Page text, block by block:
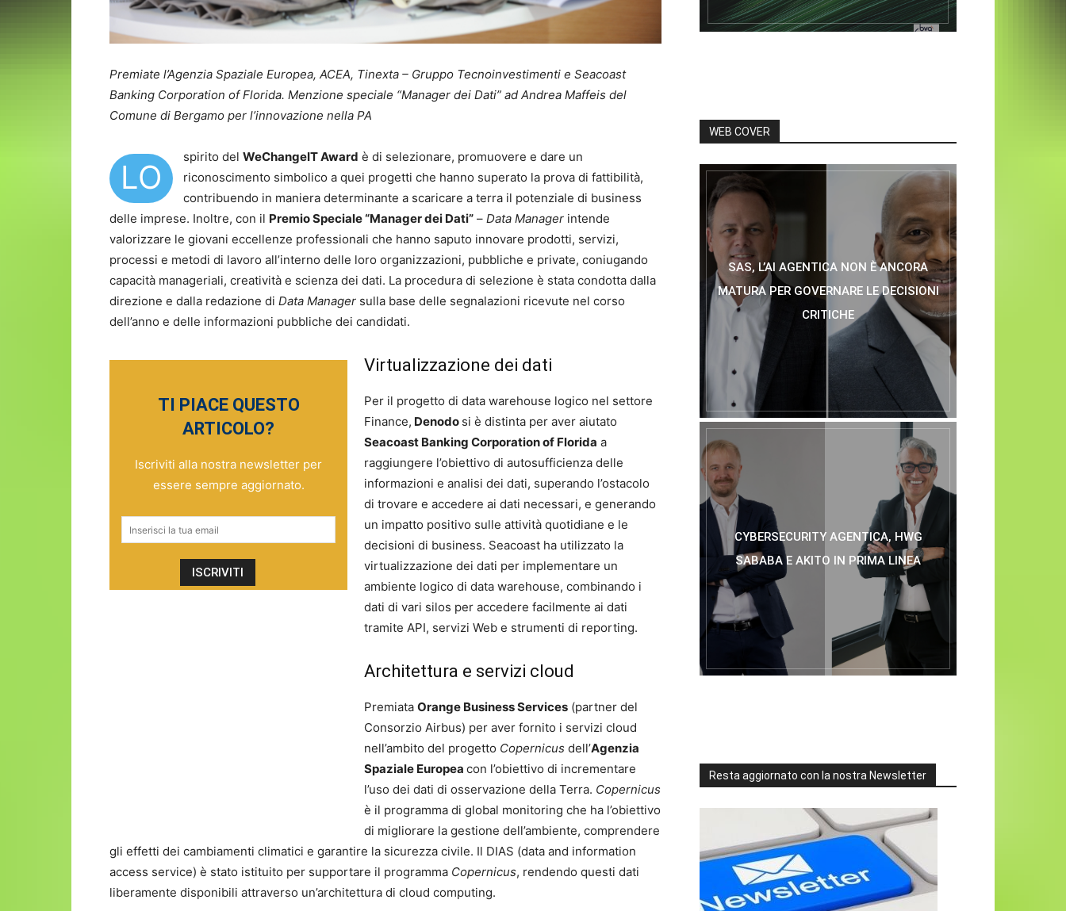
Premiate l’Agenzia Spaziale Europea, ACEA, Tinexta – Gruppo Tecnoinvestimenti e Seacoast
Banking Corporation of Florida. Menzione speciale “Manager dei Dati” ad Andrea Maffeis del
Comune di Bergamo per l’innovazione nella PA
LO
spirito del WeChangeIT Award è di selezionare, promuovere e dare un
riconoscimento simbolico a quei progetti che hanno superato la prova di fattibilità,
contribuendo in maniera determinante a scaricare a terra il potenziale di business
delle imprese. Inoltre, con il Premio Speciale “Manager dei Dati” – Data Manager intende
valorizzare le giovani eccellenze professionali che hanno saputo innovare prodotti, servizi,
processi e metodi di lavoro all’interno delle loro organizzazioni, pubbliche e private, coniugando
capacità manageriali, creatività e scienza dei dati. La procedura di selezione è stata condotta dalla
direzione e dalla redazione di Data Manager sulla base delle segnalazioni ricevute nel corso
dell’anno e delle informazioni pubbliche dei candidati.
TI PIACE QUESTO
ARTICOLO?
Iscriviti alla nostra newsletter per
essere sempre aggiornato.
Virtualizzazione dei dati
Per il progetto di data warehouse logico nel settore
Finance, Denodo si è distinta per aver aiutato
Seacoast Banking Corporation of Florida a
raggiungere l’obiettivo di autosufficienza delle
informazioni e analisi dei dati, superando l’ostacolo
di trovare e accedere ai dati necessari, e generando
un impatto positivo sulle attività quotidiane e le
decisioni di business. Seacoast ha utilizzato la
virtualizzazione dei dati per implementare un
ambiente logico di data warehouse, combinando i
dati di vari silos per accedere facilmente ai dati
tramite API, servizi Web e strumenti di reporting.
Architettura e servizi cloud
Premiata Orange Business Services (partner del
Consorzio Airbus) per aver fornito i servizi cloud
nell’ambito del progetto Copernicus dell’Agenzia
Spaziale Europea con l’obiettivo di incrementare
l’uso dei dati di osservazione della Terra. Copernicus
è il programma di global monitoring che ha l’obiettivo
di migliorare la gestione dell’ambiente, comprendere
gli effetti dei cambiamenti climatici e garantire la sicurezza civile. Il DIAS (data and information
access service) è stato istituito per supportare il programma Copernicus, rendendo questi dati
liberamente disponibili attraverso un’architettura di cloud computing.
WEB COVER
SAS, L’AI AGENTICA NON È ANCORA
MATURA PER GOVERNARE LE DECISIONI
CRITICHE
CYBERSECURITY AGENTICA, HWG
SABABA E AKITO IN PRIMA LINEA
Resta aggiornato con la nostra Newsletter